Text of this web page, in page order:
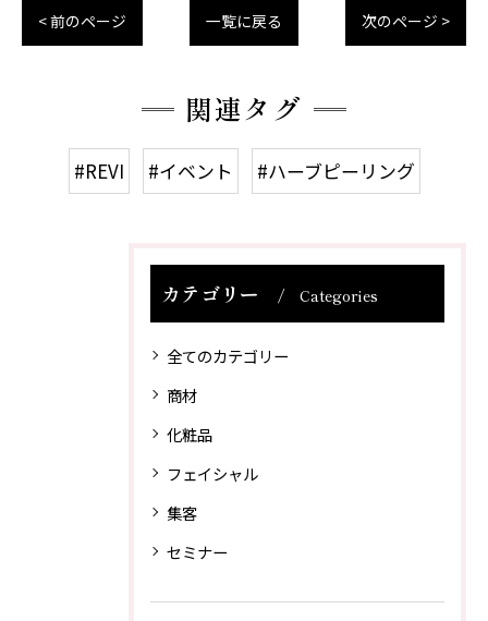
< 前のページ 一覧に戻る 次のページ >
関連タグ
#REVI #イベント #ハーブピーリング
カテゴリー Categories
全てのカテゴリー
商材
化粧品
フェイシャル
集客
セミナー